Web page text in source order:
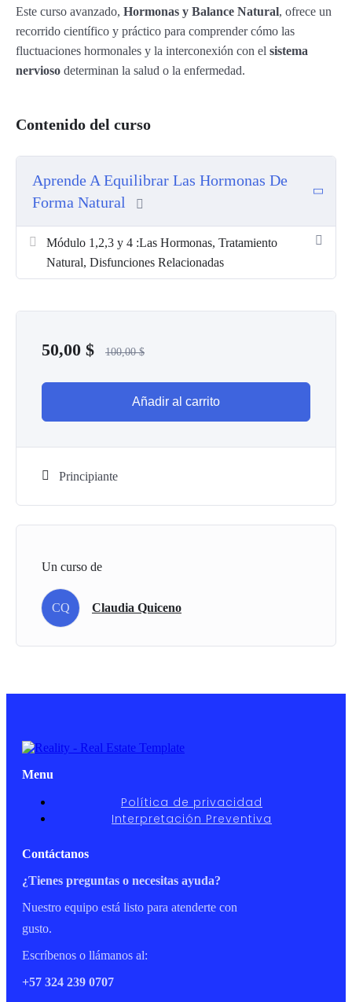
Este curso avanzado, Hormonas y Balance Natural, ofrece un
recorrido científico y práctico para comprender cómo las
fluctuaciones hormonales y la interconexión con el sistema
nervioso determinan la salud o la enfermedad.
Contenido del curso
Aprende A Equilibrar Las Hormonas De
Forma Natural
Módulo 1,2,3 y 4 :Las Hormonas, Tratamiento
Natural, Disfunciones Relacionadas
50,00 $ 100,00$
Añadir al carrito
Principiante
Un curso de
CQ Claudia Quiceno
Menu
Política de privacidad
Interpretación Preventiva
Contáctanos
¿Tienes preguntas o necesitas ayuda?
Nuestro equipo está listo para atenderte con
gusto.
Escríbenos o llámanos al:
+57 324 239 0707